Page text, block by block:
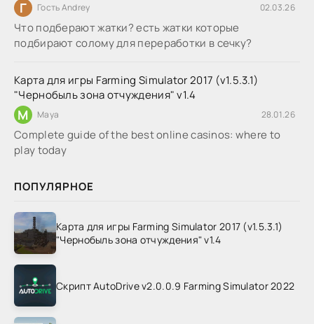
Г Гость Andrey 02.03.26
Что подберают жатки? есть жатки которые
подбирают солому для переработки в сечку?
Карта для игры Farming Simulator 2017 (v1.5.3.1)
"Чернобыль зона отчуждения" v1.4
M Maya 28.01.26
Complete guide of the best online casinos: where to
play today
ПОПУЛЯРНОЕ
Карта для игры Farming Simulator 2017 (v1.5.3.1)
"Чернобыль зона отчуждения" v1.4
Скрипт AutoDrive v2.0.0.9 Farming Simulator 2022